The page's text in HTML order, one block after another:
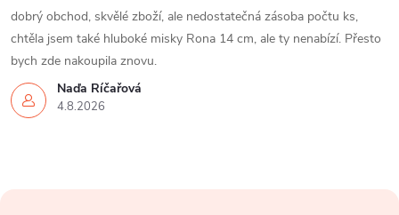
Naďa Říčařová
4.8.2026
dobrý obchod, skvělé zboží, ale nedostatečná zásoba počtu ks,
chtěla jsem také hluboké misky Rona 14 cm, ale ty nenabízí. Přesto
bych zde nakoupila znovu.